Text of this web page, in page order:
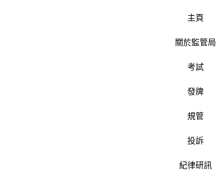
主頁
關於監管局
考試
發牌
規管
投訴
紀律研訊